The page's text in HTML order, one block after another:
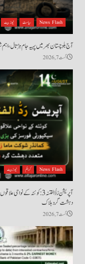
News Flash سیاست نیوز بیٹ
آج بلوچستان بھر میں پہیہ جام ہڑتال،
اگست 7, 2026
News Flash کرائم نیوز بیٹ
آپریشن رَدُّ الفتنہ 3: کوئٹہ
دہشت گرد ہلاک
اگست 7, 2026